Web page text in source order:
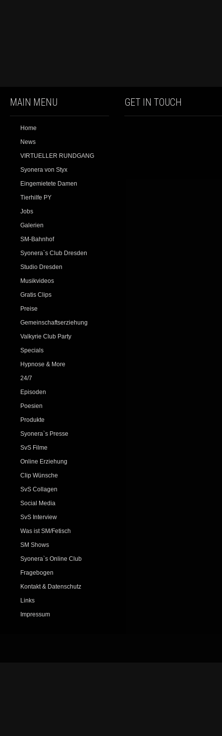
MAIN MENU
Home
News
VIRTUELLER RUNDGANG
Syonera von Styx
Eingemietete Damen
Tierhilfe PY
Jobs
Galerien
SM-Bahnhof
Syonera`s Club Dresden
Studio Dresden
Musikvideos
Gratis Clips
Preise
Gemeinschaftserziehung
Valkyrie Club Party
Specials
Hypnose & More
24/7
Episoden
Poesien
Produkte
Syonera`s Presse
SvS Filme
Online Erziehung
Clip Wünsche
SvS Collagen
Social Media
SvS Interview
Was ist SM/Fetisch
SM Shows
Syonera`s Online Club
Fragebogen
Kontakt & Datenschutz
Links
Impressum
GET IN TOUCH